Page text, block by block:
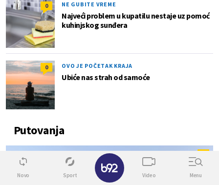
0 NE GUBITE VREME
Najveći problem u kupatilu nestaje uz pomoć
kuhinjskog sunđera
0 OVO JE POČETAK KRAJA
Ubiće nas strah od samoće
Putovanja
Novo Sport Video Menu
✕